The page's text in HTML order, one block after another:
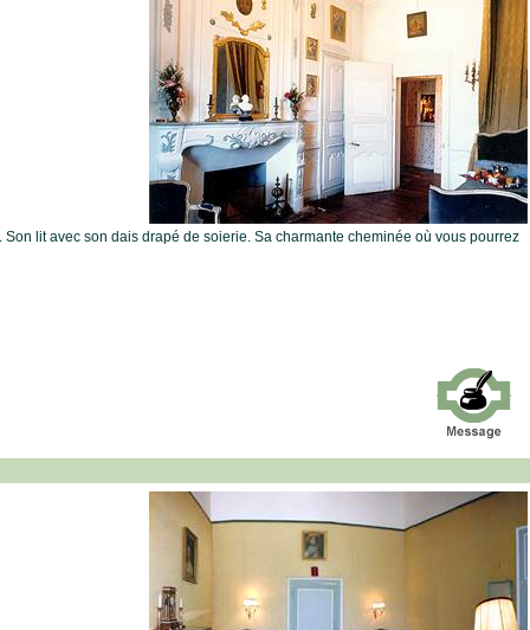
lit avec son dais drapé de soierie. Sa charmante cheminée où vous pourrez